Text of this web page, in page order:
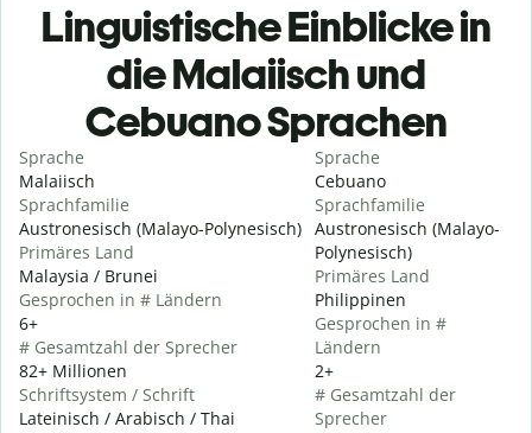
Linguistische Einblicke in
die Malaiisch und
Cebuano Sprachen
Sprache
Malaiisch
Sprachfamilie
Austronesisch (Malayo-Polynesisch)
Primäres Land
Malaysia / Brunei
Gesprochen in # Ländern
6+
# Gesamtzahl der Sprecher
82+ Millionen
Schriftsystem / Schrift
Lateinisch / Arabisch / Thai
Sprache
Cebuano
Sprachfamilie
Austronesisch (Malayo-
Polynesisch)
Primäres Land
Philippinen
Gesprochen in #
Ländern
2+
# Gesamtzahl der
Sprecher